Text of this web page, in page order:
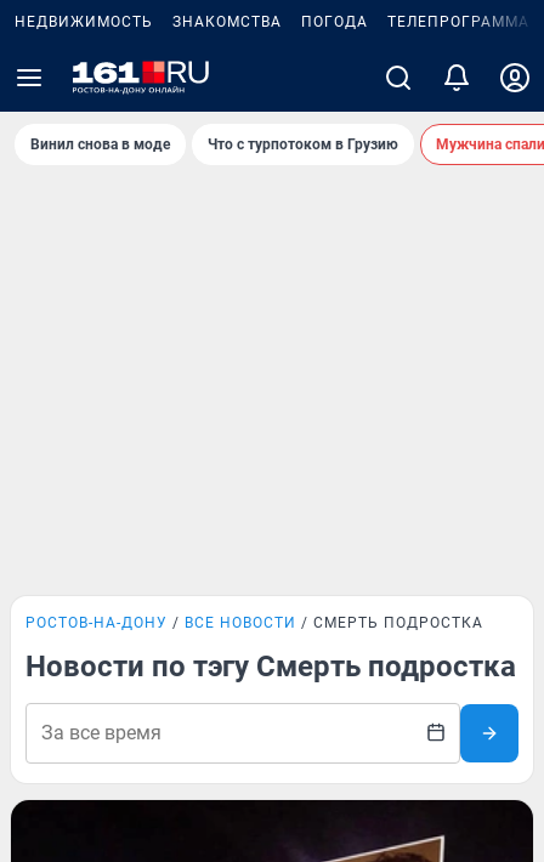
НЕДВИЖИМОСТЬ ЗНАКОМСТВА ПОГОДА ТЕЛЕПРОГРАММА
Винил снова в моде Что с турпотоком в Грузию Мужчина
РОСТОВ-НА-ДОНУ ВСЕ НОВОСТИ СМЕРТЬ ПОДРОСТКА
Новости по тэгу Смерть подростка